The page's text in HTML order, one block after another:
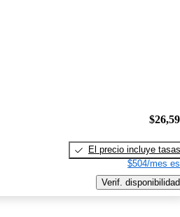
El precio incluye tasas
$504/mes
Verif. disponibilidad